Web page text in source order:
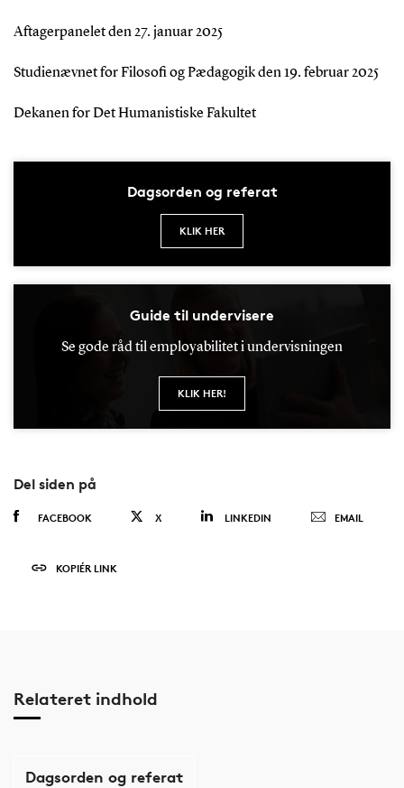
Aftagerpanelet den 27. januar 2025
Studienævnet for Filosofi og Pædagogik den 19. februar 2025
Dekanen for Det Humanistiske Fakultet
Dagsorden og referat
KLIK HER
Guide til undervisere
Se gode råd til employabilitet i undervisningen
KLIK HER!
Del siden på
FACEBOOK X LINKEDIN EMAIL
KOPIÉR LINK
Relateret indhold
Dagsorden og referat